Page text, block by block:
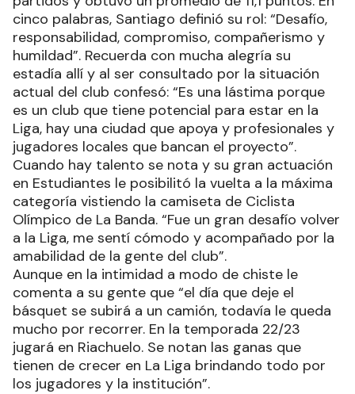
cinco palabras, Santiago definió su rol: “Desafío,
responsabilidad, compromiso, compañerismo y
humildad”. Recuerda con mucha alegría su
estadía allí y al ser consultado por la situación
actual del club confesó: “Es una lástima porque
es un club que tiene potencial para estar en la
Liga, hay una ciudad que apoya y profesionales y
jugadores locales que bancan el proyecto”.
Cuando hay talento se nota y su gran actuación
en Estudiantes le posibilitó la vuelta a la máxima
categoría vistiendo la camiseta de Ciclista
Olímpico de La Banda. “Fue un gran desafío volver
a la Liga, me sentí cómodo y acompañado por la
amabilidad de la gente del club”.
Aunque en la intimidad a modo de chiste le
comenta a su gente que “el día que deje el
básquet se subirá a un camión, todavía le queda
mucho por recorrer. En la temporada 22/23
jugará en Riachuelo. Se notan las ganas que
tienen de crecer en La Liga brindando todo por
los jugadores y la institución”.